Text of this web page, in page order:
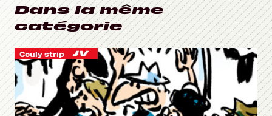
Dans la même
catégorie
Couly strip